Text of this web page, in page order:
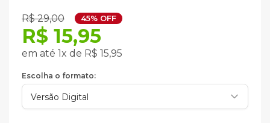
R$ 29,00 45% OFF
R$ 15,95
em até 1x de R$ 15,95
Escolha o formato: